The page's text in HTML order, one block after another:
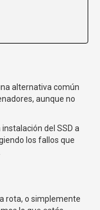
alternativa común
aunque no
del SSD a
los fallos que
rota, o simplemente